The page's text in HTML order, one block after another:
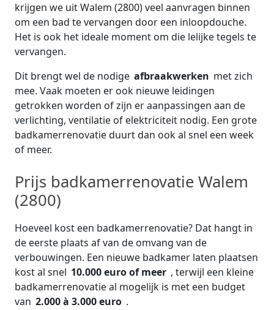
krijgen we uit Walem (2800) veel aanvragen binnen
om een bad te vervangen door een inloopdouche.
Het is ook het ideale moment om die lelijke tegels te
vervangen.
Dit brengt wel de nodige afbraakwerken met zich
mee. Vaak moeten er ook nieuwe leidingen
getrokken worden of zijn er aanpassingen aan de
verlichting, ventilatie of elektriciteit nodig. Een grote
badkamerrenovatie duurt dan ook al snel een week
of meer.
Prijs badkamerrenovatie Walem
(2800)
Hoeveel kost een badkamerrenovatie? Dat hangt in
de eerste plaats af van de omvang van de
verbouwingen. Een nieuwe badkamer laten plaatsen
kost al snel 10.000 euro of meer , terwijl een kleine
badkamerrenovatie al mogelijk is met een budget
van 2.000 à 3.000 euro .